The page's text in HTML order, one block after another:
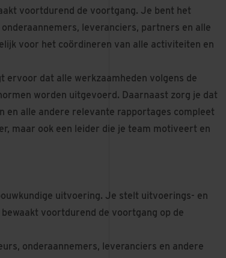
voortdurend de voortgang. Je bent het
leveranciers, partners en alle
voor het coördineren van alle activiteiten en
dat alle werkzaamheden volgens de
worden uitgevoerd. Daarnaast zorg je dat
alle andere relevante rapportages compleet
maar ook een leider die je team motiveert en
uitvoering. Je stelt uitvoerings- en
voortdurend de voortgang op de
onderaannemers, leveranciers en andere